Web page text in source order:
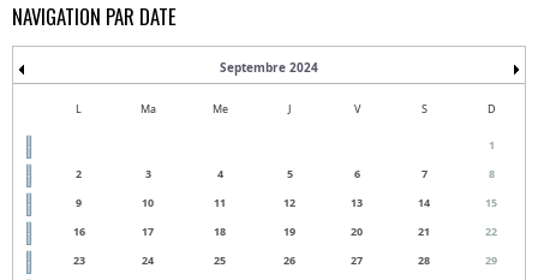
NAVIGATION PAR DATE
Septembre 2024
L Ma Me J V S D
1
2
3 4 5 6 7
8
9
10 11 12 13 14
15
16
17 18 19 20 21
22
23
24 25 26 27 28
29